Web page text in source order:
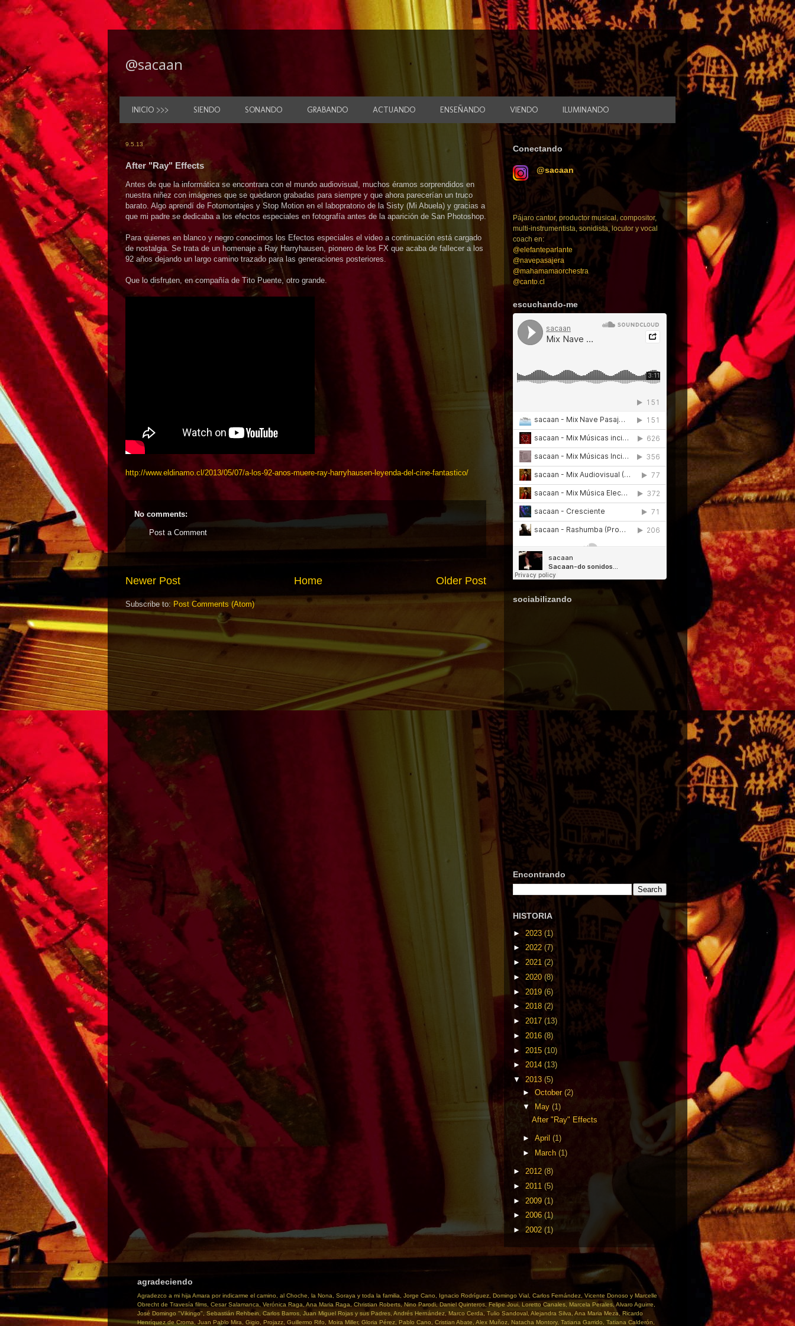
@sacaan
INICIO >>> SIENDO SONANDO GRABANDO ACTUANDO ENSEÑANDO VIENDO ILUMINANDO
9.5.13
After "Ray" Effects
Antes de que la informática se encontrara con el mundo audiovisual, muchos éramos sorprendidos en
nuestra niñez con imágenes que se quedaron grabadas para siempre y que ahora parecerían un truco
barato. Algo aprendí de Fotomontajes y Stop Motion en el labopratorio de la Sisty (Mi Abuela) y gracias a
que mi padre se dedicaba a los efectos especiales en fotografía antes de la aparición de San Photoshop.
Para quienes en blanco y negro conocimos los Efectos especiales el video a continuación está cargado
de nostalgia. Se trata de un homenaje a Ray Harryhausen, pionero de los FX que acaba de fallecer a los
92 años dejando un largo camino trazado para las generaciones posteriores.
Que lo disfruten, en compañía de Tito Puente, otro grande.
http://www.eldinamo.cl/2013/05/07/a-los-92-anos-muere-ray-harryhausen-leyenda-del-cine-fantastico/
No comments:
Post a Comment
Newer Post Older Post
Home
Subscribe to: Post Comments (Atom)
Conectando
@sacaan
Pájaro cantor, productor musical, compositor,
multi-instrumentista, sonidista, locutor y vocal
coach en:
@elefanteparlante
@navepasajera
@mahamamaorchestra
@canto.cl
escuchando-me
sociabilizando
Encontrando
HISTORIA
► 2023 (1)
► 2022 (7)
► 2021 (2)
► 2020 (8)
► 2019 (6)
► 2018 (2)
► 2017 (13)
► 2016 (8)
► 2015 (10)
► 2014 (13)
▼ 2013 (5)
► October (2)
▼
May (1)
After "Ray" Effects
► April (1)
►
March (1)
► 2012 (8)
► 2011 (5)
► 2009 (1)
► 2006 (1)
► 2002 (1)
agradeciendo
Agradezco a mi hija Amara por indicarme el camino, al Choche, la Nona, Soraya y toda la familia, Jorge Cano, Ignacio Rodríguez, Domingo Vial, Carlos Fernández, Vicente Donoso y Marcelle
Obrecht de Travesía films, Cesar Salamanca, Verónica Raga, Ana Maria Raga, Christian Roberts, Nino Parodi, Daniel Quinteros, Felipe Joui, Loretto Canales, Marcela Perales, Alvaro Aguirre,
José Domingo "Vikingo", Sebastián Rehbein, Carlos Barros, Juan Miguel Rojas y sus Padres, Andrés Hernández, Marco Cerda, Tulio Sandoval, Alejandra Silva, Ana Maria Meza, Ricardo
Henríquez de Croma, Juan Pablo Mira, Gigio, Projazz, Guillermo Rifo, Moira Miller, Gloria Pérez, Pablo Cano, Cristian Abate, Alex Muñoz, Natacha Montory, Tatiana Garrido, Tatiana Calderón,